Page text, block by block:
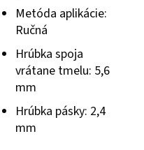
Metóda aplikácie:
Ručná
Hrúbka spoja
vrátane tmelu: 5,6
mm
Hrúbka pásky: 2,4
mm